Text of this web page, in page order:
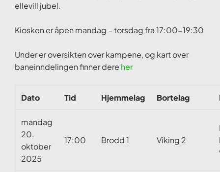
ellevill jubel.
Kiosken er åpen mandag – torsdag fra 17:00-19:30
Under er oversikten over kampene, og kart over
baneinndelingen finner dere her
Dato Tid Hjemmelag Bortelag
mandag
20.
oktober
2025
17:00 Brodd 1 Viking 2